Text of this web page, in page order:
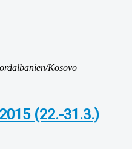
Kosovo
(22.-31.3.)